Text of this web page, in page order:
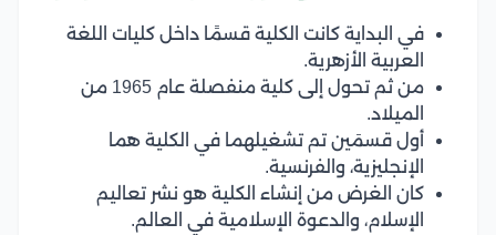
في البداية كانت الكلية قسمًا داخل كليات اللغة
العربية الأزهرية.
من ثم تحول إلى كلية منفصلة عام 1965 من
الميلاد.
أول قسمَين تم تشغيلهما في الكلية هما
الإنجليزية، والفرنسية.
كان الغرض من إنشاء الكلية هو نشر تعاليم
الإسلام، والدعوة الإسلامية في العالم.